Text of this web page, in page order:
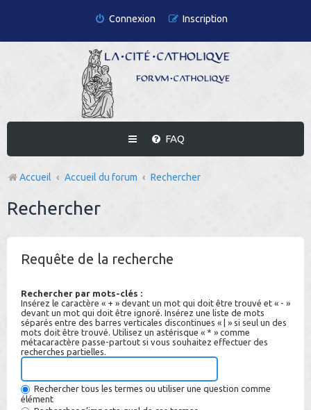
Connexion Inscription
FAQ
Accueil Accueil du forum Rechercher
Rechercher
Requête de la recherche
Rechercher par mots-clés :
Insérez le caractère « + » devant un mot qui doit être trouvé et « - »
devant un mot qui doit être ignoré. Insérez une liste de mots
séparés entre des barres verticales discontinues « | » si seul un des
mots doit être trouvé. Utilisez un astérisque « * » comme
métacaractère passe-partout si vous souhaitez effectuer des
recherches partielles.
Rechercher tous les termes ou utiliser une question comme
élément